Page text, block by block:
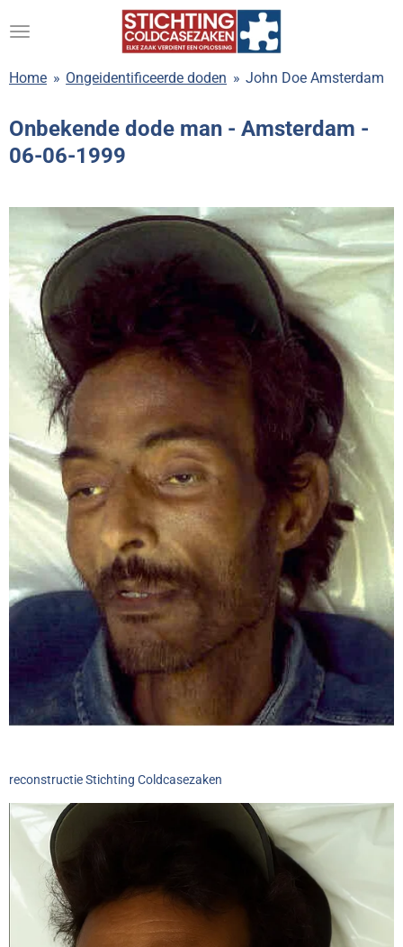
direct
de
Home » Ongeidentificeerde doden » John Doe Amsterdam
Onbekende dode man - Amsterdam -
06-06-1999
reconstructie Stichting Coldcasezaken